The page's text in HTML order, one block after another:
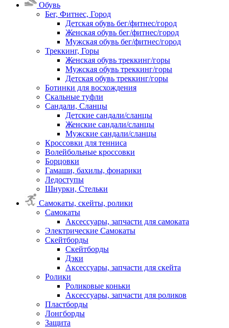
Обувь
Бег, Фитнес, Город
Детская обувь бег/фитнес/город
Женская обувь бег/фитнес/город
Мужская обувь бег/фитнес/город
Треккинг, Горы
Женская обувь треккинг/горы
Мужская обувь треккинг/горы
Детская обувь треккинг/горы
Ботинки для восхождения
Скальные туфли
Сандали, Сланцы
Детские сандали/сланцы
Женские сандали/сланцы
Мужские сандали/сланцы
Кроссовки для тенниса
Волейбольные кроссовки
Борцовки
Гамаши, бахилы, фонарики
Ледоступы
Шнурки, Стельки
Самокаты, скейты, ролики
Самокаты
Аксессуары, запчасти для самоката
Электрические Самокаты
Скейтборды
Скейтборды
Дэки
Аксессуары, запчасти для скейта
Ролики
Роликовые коньки
Аксессуары, запчасти для роликов
Пластборды
Лонгборды
Защита